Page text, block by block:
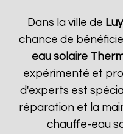
Dans la ville de
chance de
eau solaire
expérimenté et
d'experts est
réparation et la
chauffe-eau